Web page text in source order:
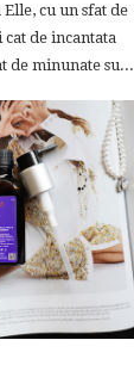
cu un sfat de
de incantata
de minunate su...